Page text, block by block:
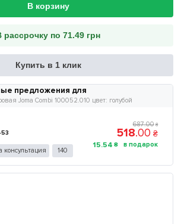
В корзину
рассрочку по 71.49 грн
Купить в 1 клик
предложения для
Joma Combi 100052.010 цвет: голубой
140
687.00 ₴
518.00 ₴
15.54 ₴